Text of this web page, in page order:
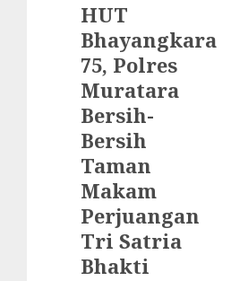
HUT
Bhayangkara
75, Polres
Muratara
Bersih-
Bersih
Taman
Makam
Perjuangan
Tri Satria
Bhakti